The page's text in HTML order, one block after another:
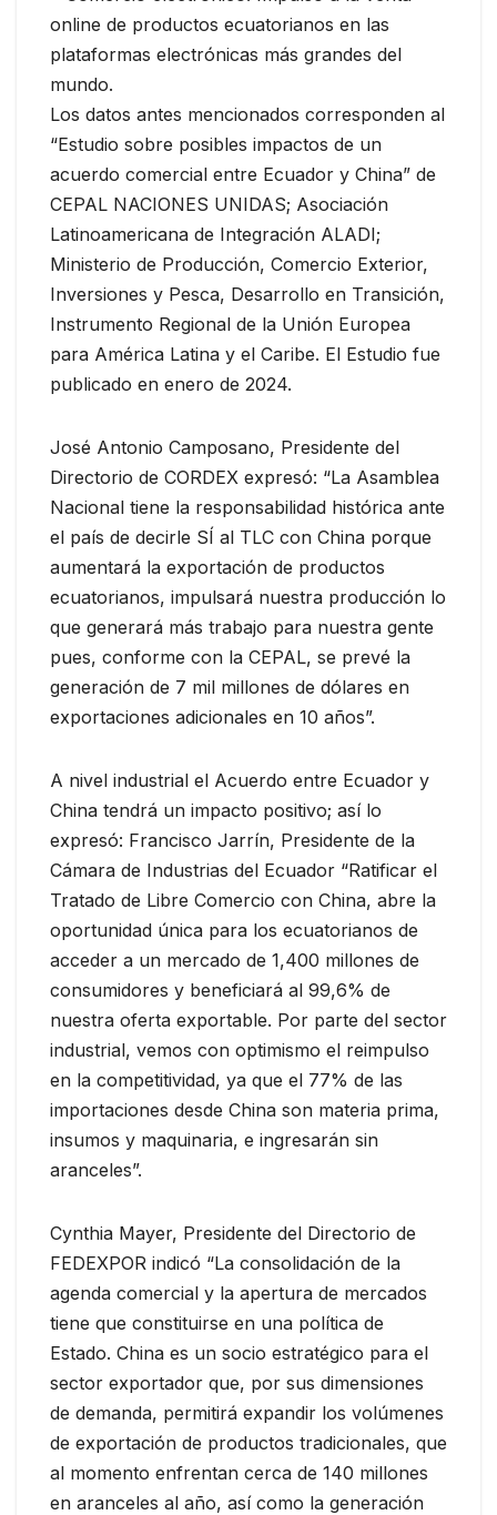
online de productos ecuatorianos en las
plataformas electrónicas más grandes del
mundo.
Los datos antes mencionados corresponden al
“Estudio sobre posibles impactos de un
acuerdo comercial entre Ecuador y China” de
CEPAL NACIONES UNIDAS; Asociación
Latinoamericana de Integración ALADI;
Ministerio de Producción, Comercio Exterior,
Inversiones y Pesca, Desarrollo en Transición,
Instrumento Regional de la Unión Europea
para América Latina y el Caribe. El Estudio fue
publicado en enero de 2024.
José Antonio Camposano, Presidente del
Directorio de CORDEX expresó: “La Asamblea
Nacional tiene la responsabilidad histórica ante
el país de decirle SÍ al TLC con China porque
aumentará la exportación de productos
ecuatorianos, impulsará nuestra producción lo
que generará más trabajo para nuestra gente
pues, conforme con la CEPAL, se prevé la
generación de 7 mil millones de dólares en
exportaciones adicionales en 10 años”.
A nivel industrial el Acuerdo entre Ecuador y
China tendrá un impacto positivo; así lo
expresó: Francisco Jarrín, Presidente de la
Cámara de Industrias del Ecuador “Ratificar el
Tratado de Libre Comercio con China, abre la
oportunidad única para los ecuatorianos de
acceder a un mercado de 1,400 millones de
consumidores y beneficiará al 99,6% de
nuestra oferta exportable. Por parte del sector
industrial, vemos con optimismo el reimpulso
en la competitividad, ya que el 77% de las
importaciones desde China son materia prima,
insumos y maquinaria, e ingresarán sin
aranceles”.
Cynthia Mayer, Presidente del Directorio de
FEDEXPOR indicó “La consolidación de la
agenda comercial y la apertura de mercados
tiene que constituirse en una política de
Estado. China es un socio estratégico para el
sector exportador que, por sus dimensiones
de demanda, permitirá expandir los volúmenes
de exportación de productos tradicionales, que
al momento enfrentan cerca de 140 millones
en aranceles al año, así como la generación